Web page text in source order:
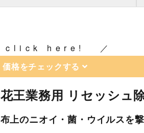
click here!
価格をチェックする
花王業務用 リセッシュ
布上のニオイ・菌・ウイルスを撃